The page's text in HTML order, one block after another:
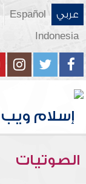
عربي Español
Indonesia
الصوتيات